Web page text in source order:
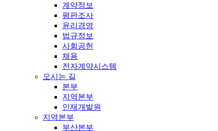
계약정보
평판조사
윤리경영
법규정보
사회공헌
채용
전자계약시스템
오시는 길
본부
지역본부
인재개발원
지역본부
부산본부